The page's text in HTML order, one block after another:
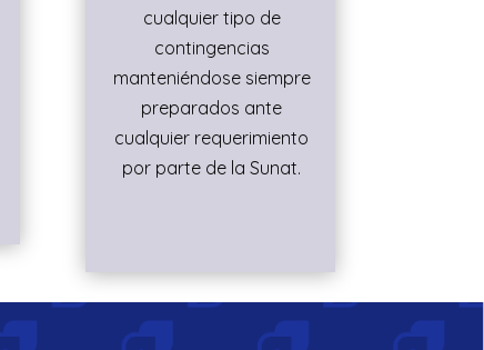
cualquier tipo de
contingencias
manteniéndose siempre
preparados ante
cualquier requerimiento
por parte de la Sunat.